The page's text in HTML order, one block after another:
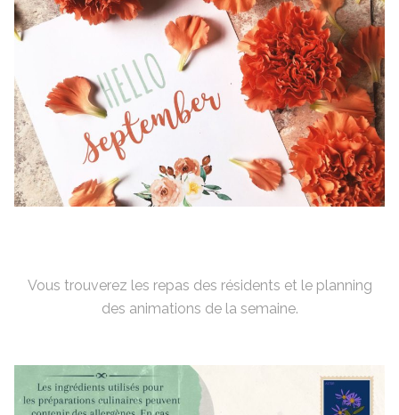
Vous trouverez les repas des résidents et le planning
des animations de la semaine.